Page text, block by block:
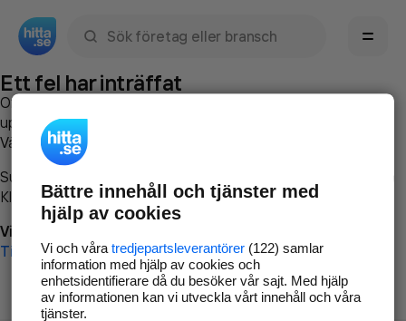
Ett fel har inträffat
Om du vill kan du
uppstod så att vi lättare och snabbare kan avhjälpa det.
Vänligen försök med följande:
Surfa till
Klicka påTillbaka-knappen i webbläsaren och försök igen
Vi beklagar besväret!
Till startsidan
Bättre innehåll och tjänster med
hjälp av cookies
Vi och våra tredjepartsleverantörer(122) samlar
information med hjälp av cookies och
enhetsidentifierare då du besöker vår sajt. Med hjälp
av informationen kan vi utveckla vårt innehåll och våra
tjänster.